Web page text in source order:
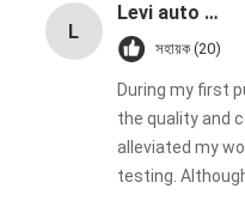
L
Levi auto paint
সহায়ক (20)
During my first
the quality and
alleviated my
testing.